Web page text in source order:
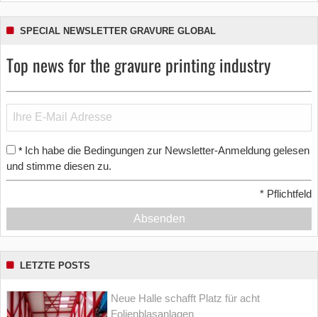
SPECIAL NEWSLETTER GRAVURE GLOBAL
Top news for the gravure printing industry
* Ich habe die Bedingungen zur Newsletter-Anmeldung gelesen
und stimme diesen zu.
* Pflichtfeld
Absenden
LETZTE POSTS
Neue Halle schafft Platz für acht
Folienblasanlagen